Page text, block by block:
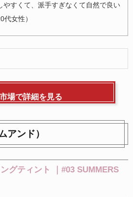
やすくて、派手すぎなくて自然で良い
代女性）
場で詳細を見る
アンド）
グティント ｜#03 SUMMERS